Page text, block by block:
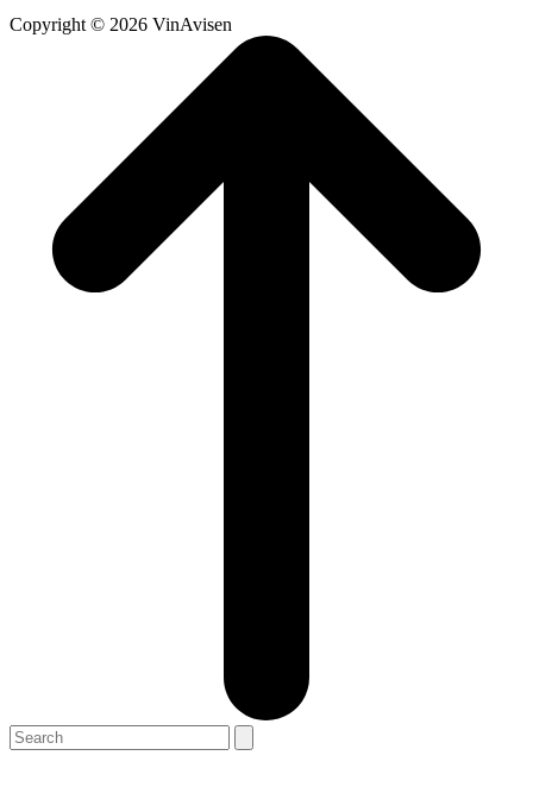
Copyright © 2026 VinAvisen